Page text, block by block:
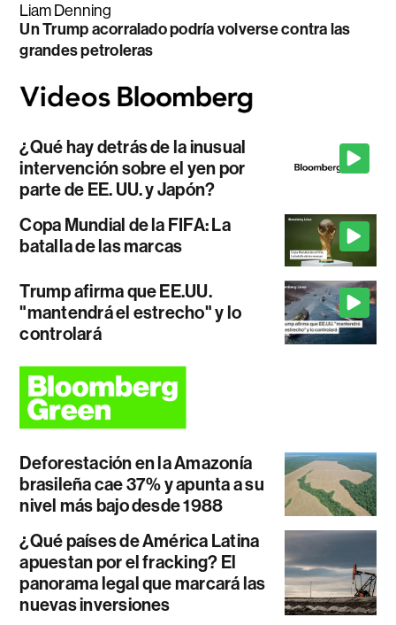
Liam Denning
Un Trump acorralado podría volverse contra las
grandes petroleras
¿Qué hay detrás de la inusual
intervención sobre el yen por
parte de EE. UU. y Japón?
Copa Mundial de la FIFA: La
batalla de las marcas
Trump afirma que EE.UU.
"mantendrá el estrecho" y lo
controlará
Deforestación en la Amazonía
brasileña cae 37% y apunta a su
nivel más bajo desde 1988
¿Qué países de América Latina
apuestan por el fracking? El
panorama legal que marcará las
nuevas inversiones